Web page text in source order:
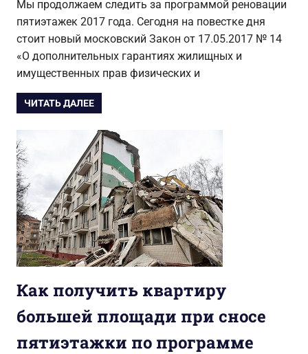
Мы продолжаем следить за программой реновации
пятиэтажек 2017 года. Сегодня на повестке дня
стоит новый московский Закон от 17.05.2017 № 14
«О дополнительных гарантиях жилищных и
имущественных прав физических и
ЧИТАТЬ ДАЛЕЕ
Как получить квартиру
большей площади при сносе
пятиэтажки по программе